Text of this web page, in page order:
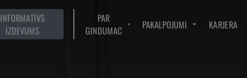
INFORMATĪVS
IZDEVUMS
PAR
GINDUMAC
PAKALPOJUMI KARJERA